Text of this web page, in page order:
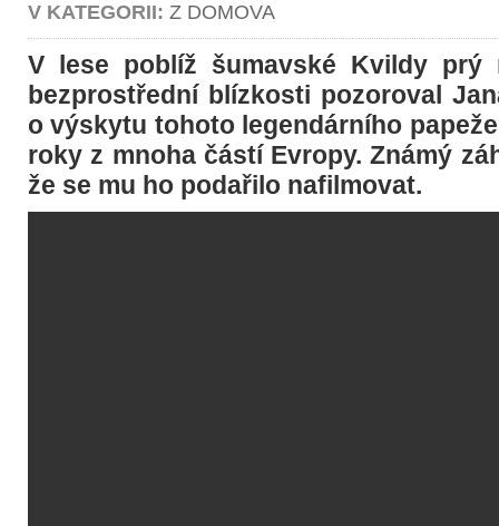
V KATEGORII: Z DOMOVA
V lese poblíž šumavské Kvildy prý
bezprostřední blízkosti pozoroval
o výskytu tohoto legendárního
roky z mnoha částí Evropy. Známý
že se mu ho podařilo nafilmovat.